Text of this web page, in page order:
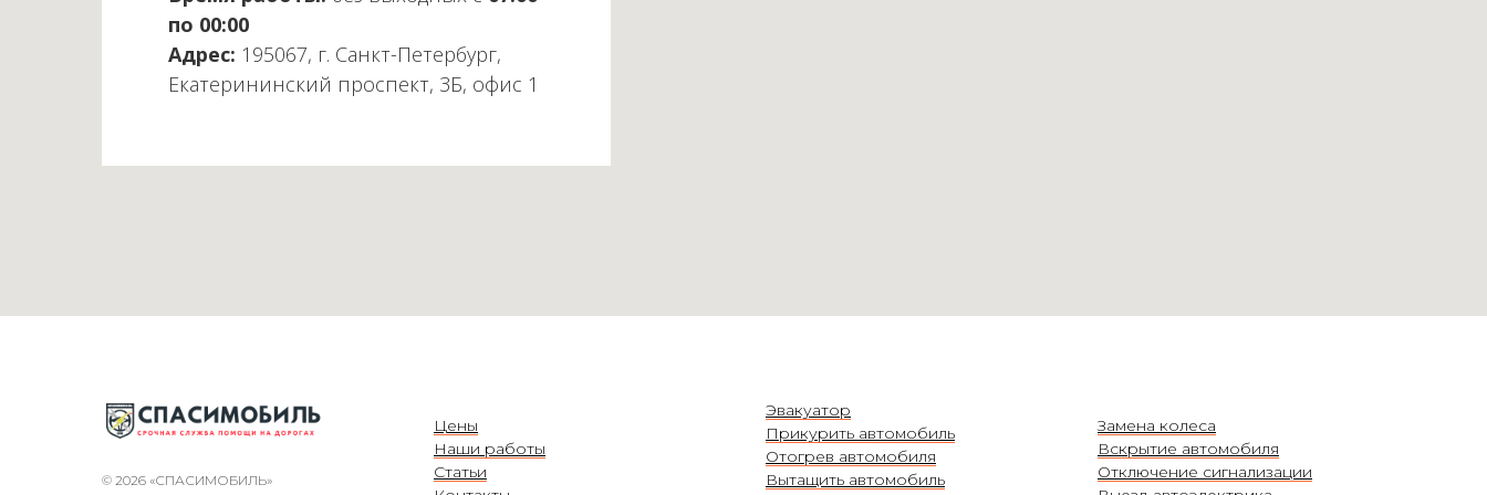
по 00:00
Адрес: 195067, г. Санкт-Петербург,
Екатерининский проспект, 3Б, офис 1
© 2026 «СПАСИМОБИЛЬ»
Цены
Наши работы
Статьи
Эвакуатор
Прикурить автомобиль
Отогрев автомобиля
Вытащить автомобиль
Замена колеса
Вскрытие автомобиля
Отключение сигнализации